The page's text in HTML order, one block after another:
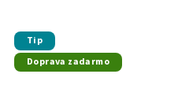
Tip
Doprava zadarmo